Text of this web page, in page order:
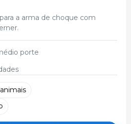
a arma de choque com
porte